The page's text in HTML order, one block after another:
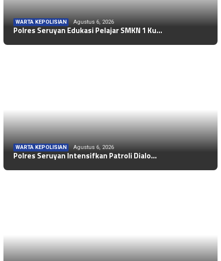
WARTA KEPOLISIAN Agustus 6, 2026
Polres Seruyan Edukasi Pelajar SMKN 1 Ku…
WARTA KEPOLISIAN Agustus 6, 2026
Polres Seruyan Intensifkan Patroli Dialo…